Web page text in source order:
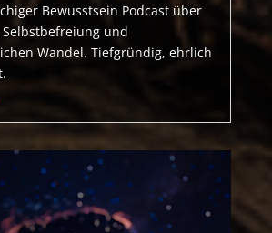
Bewusstsein Podcast über
und
Wandel. Tiefgründig, ehrlich